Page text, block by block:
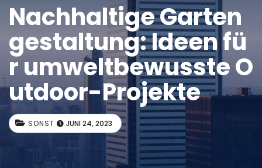
Nachhaltige Garten
gestaltung: Ideen fü
r umweltbewusste O
utdoor-Projekte
SONST JUNI 24, 2023